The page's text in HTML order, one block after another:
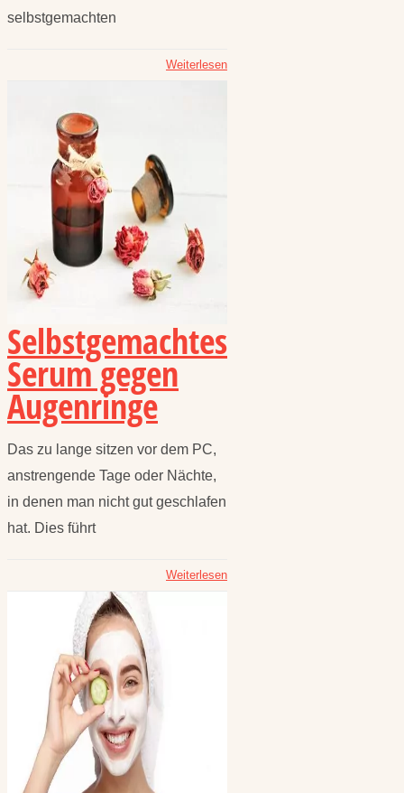
selbstgemachten
Weiterlesen
Selbstgemachtes
Serum gegen
Augenringe
Das zu lange sitzen vor dem PC,
anstrengende Tage oder Nächte,
in denen man nicht gut geschlafen
hat. Dies führt
Weiterlesen